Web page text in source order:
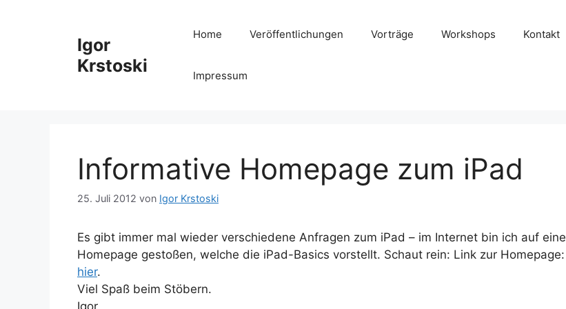
Igor
Krstoski
Home Veröffentlichungen Vorträge Workshops Kontakt
Impressum
Informative Homepage zum iPad
25. Juli 2012 von Igor Krstoski
Es gibt immer mal wieder verschiedene Anfragen zum iPad – im Internet bin ich auf eine
Homepage gestoßen, welche die iPad-Basics vorstellt. Schaut rein: Link zur Homepage:
hier.
Viel Spaß beim Stöbern.